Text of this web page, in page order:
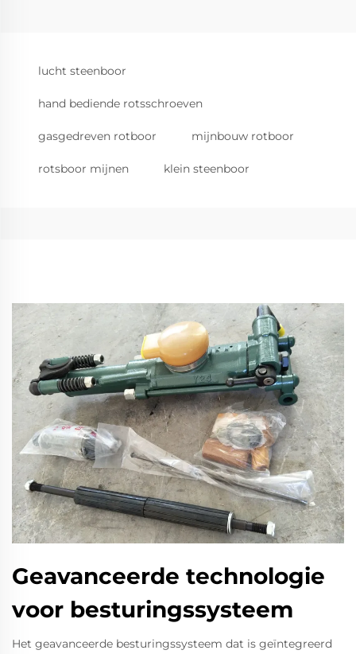
lucht steenboor
hand bediende rotsschroeven
gasgedreven rotboor mijnbouw rotboor
rotsboor mijnen klein steenboor
Geavanceerde technologie
voor besturingssysteem
Het geavanceerde besturingssysteem dat is geïntegreerd